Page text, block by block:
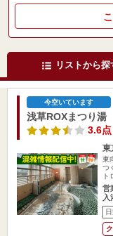
リストから探
今空いています
浅草ROXまつり湯
3.6点
東
東
つ
ト
営
入